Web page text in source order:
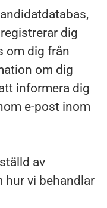
dig
om dig från
om dig
informera dig
e-post inom
av
hur vi behandlar